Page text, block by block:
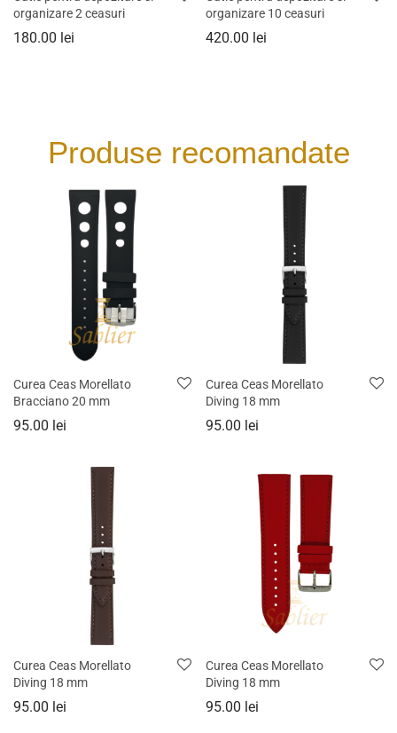
organizare 2 ceasuri
180.00 lei
organizare 10 ceasuri
420.00 lei
Produse recomandate
Curea Ceas Morellato
Bracciano 20 mm
95.00 lei
Curea Ceas Morellato
Diving 18 mm
95.00 lei
Curea Ceas Morellato
Diving 18 mm
95.00 lei
Curea Ceas Morellato
Diving 18 mm
95.00 lei